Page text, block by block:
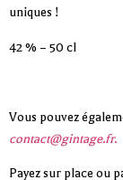
uniques !
42 % – 50 cl
Vous pouvez
contact@gintage.fr.
Payez sur place ou